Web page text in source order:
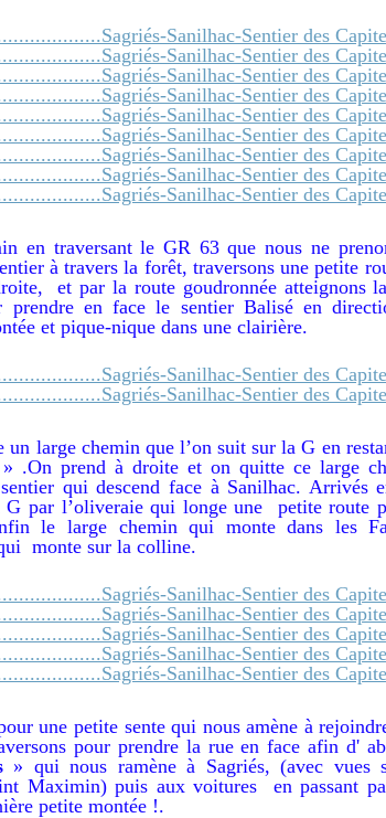
en traversant le GR 63 que nous ne
à travers la forêt, traversons une petite
et par la route goudronnée atteignons
prendre en face le sentier Balisé en
et pique-nique dans une clairière.
un large chemin que l’on suit sur la G en
.On prend à droite et on quitte ce large
qui descend face à Sanilhac. Arrivés
G par l’oliveraie qui longe une petite route
le large chemin qui monte dans les
monte sur la colline.
une petite sente qui nous amène à
pour prendre la rue en face afin d'
» qui nous ramène à Sagriés, (avec vues
Maximin) puis aux voitures en passant
petite montée !.